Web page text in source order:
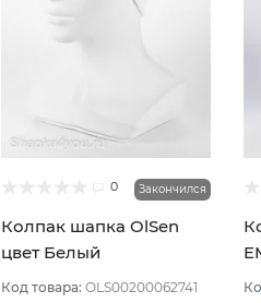
0 Закончился
Колпак шапка OlSen
цвет Белый
Код товара: OLS00200062741